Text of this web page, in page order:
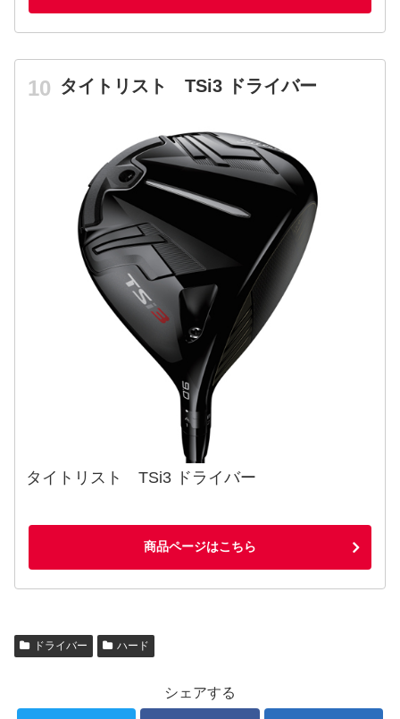
タイトリスト TSi3 ドライバー
タイトリスト TSi3 ドライバー
商品ページはこちら
ドライバー ハード
シェアする